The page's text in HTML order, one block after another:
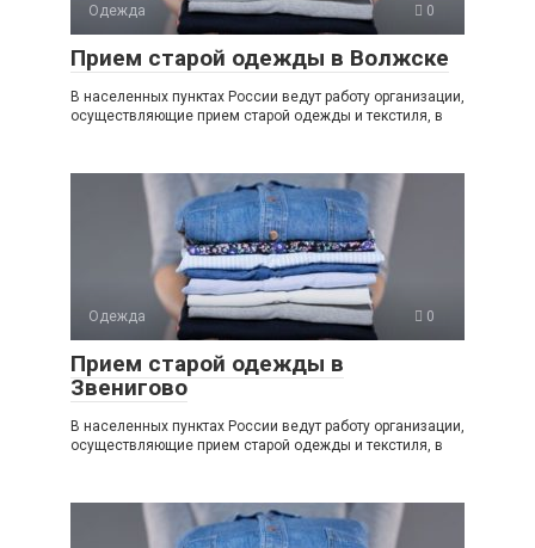
Одежда 0
Прием старой одежды в Волжске
В населенных пунктах России ведут работу организации,
осуществляющие прием старой одежды и текстиля, в
Одежда 0
Прием старой одежды в
Звенигово
В населенных пунктах России ведут работу организации,
осуществляющие прием старой одежды и текстиля, в